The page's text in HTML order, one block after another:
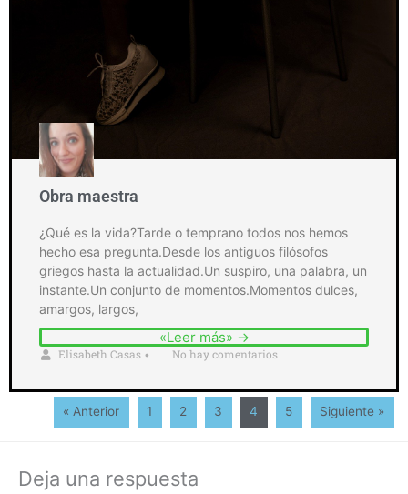
Obra maestra
¿Qué es la vida?Tarde o temprano todos nos hemos
hecho esa pregunta.Desde los antiguos filósofos
griegos hasta la actualidad.Un suspiro, una palabra, un
instante.Un conjunto de momentos.Momentos dulces,
amargos, largos,
«Leer más» →
Elisabeth Casas • No hay comentarios
« Anterior 1 2 3 4 5 Siguiente »
Deja una respuesta